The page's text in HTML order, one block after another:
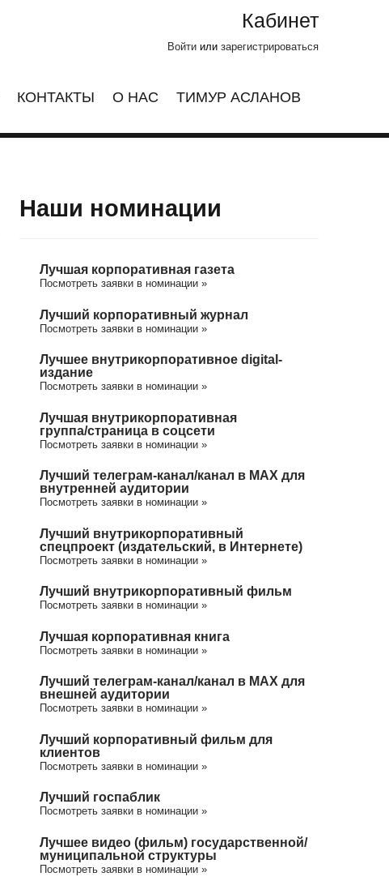
Кабинет
Войти или зарегистрироваться
КОНТАКТЫ О НАС ТИМУР АСЛАНОВ
Наши номинации
Лучшая корпоративная газета
Посмотреть заявки в номинации »
Лучший корпоративный журнал
Посмотреть заявки в номинации »
Лучшее внутрикорпоративное digital-
издание
Посмотреть заявки в номинации »
Лучшая внутрикорпоративная
группа/cтраница в соцсети
Посмотреть заявки в номинации »
Лучший телеграм-канал/канал в МАХ для
внутренней аудитории
Посмотреть заявки в номинации »
Лучший внутрикорпоративный
спецпроект (издательский, в Интернете)
Посмотреть заявки в номинации »
Лучший внутрикорпоративный фильм
Посмотреть заявки в номинации »
Лучшая корпоративная книга
Посмотреть заявки в номинации »
Лучший телеграм-канал/канал в МАХ для
внешней аудитории
Посмотреть заявки в номинации »
Лучший корпоративный фильм для
клиентов
Посмотреть заявки в номинации »
Лучший госпаблик
Посмотреть заявки в номинации »
Лучшее видео (фильм) государственной/
муниципальной структуры
Посмотреть заявки в номинации »